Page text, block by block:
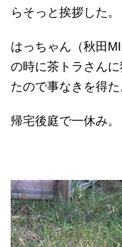
らそっと挨拶した。
はっちゃん（秋田
の時に茶トラさん
たので事なきを得た
帰宅後庭で一休み。